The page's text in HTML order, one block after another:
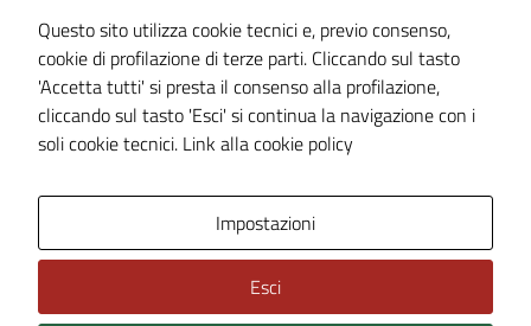
Cookie Policy
Note legali
Dichiarazione di accessibilità
Piano di miglioramento del sito
Questo sito utilizza cookie tecnici e, previo consenso,
cookie di profilazione di terze parti. Cliccando sul tasto
'Accetta tutti' si presta il consenso alla profilazione,
cliccando sul tasto 'Esci' si continua la navigazione con i
soli cookie tecnici. Link alla cookie policy
Impostazioni
Esci
peggiore la
navigazione e
la fruizione
delle
funzionalità
Experience
our website